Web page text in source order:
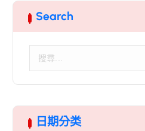
Search
字
:
日期分类